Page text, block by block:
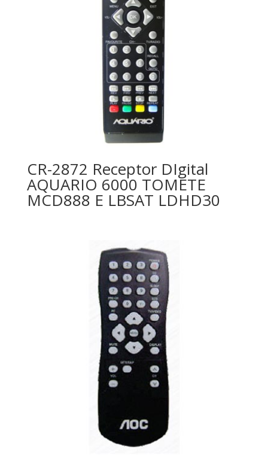
CR-2872 Receptor DIgital
AQUARIO 6000 TOMETE
MCD888 E LBSAT LDHD30